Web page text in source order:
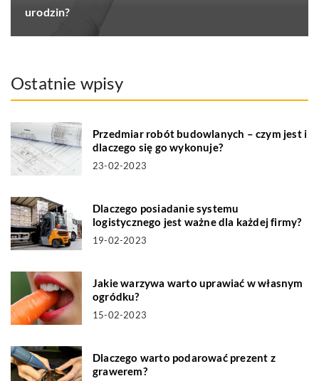
urodzin?
Ostatnie wpisy
Przedmiar robót budowlanych – czym jest i
dlaczego się go wykonuje?
23-02-2023
Dlaczego posiadanie systemu
logistycznego jest ważne dla każdej firmy?
19-02-2023
Jakie warzywa warto uprawiać w własnym
ogródku?
15-02-2023
Dlaczego warto podarować prezent z
grawerem?